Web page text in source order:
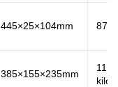
445×25×104mm 87g
385×155×235mm
11,8
kilos